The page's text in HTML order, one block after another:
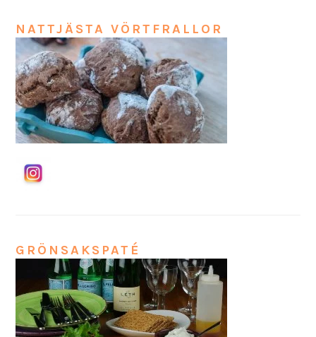
NATTJÄSTA VÖRTFRALLOR
GRÖNSAKSPATÉ